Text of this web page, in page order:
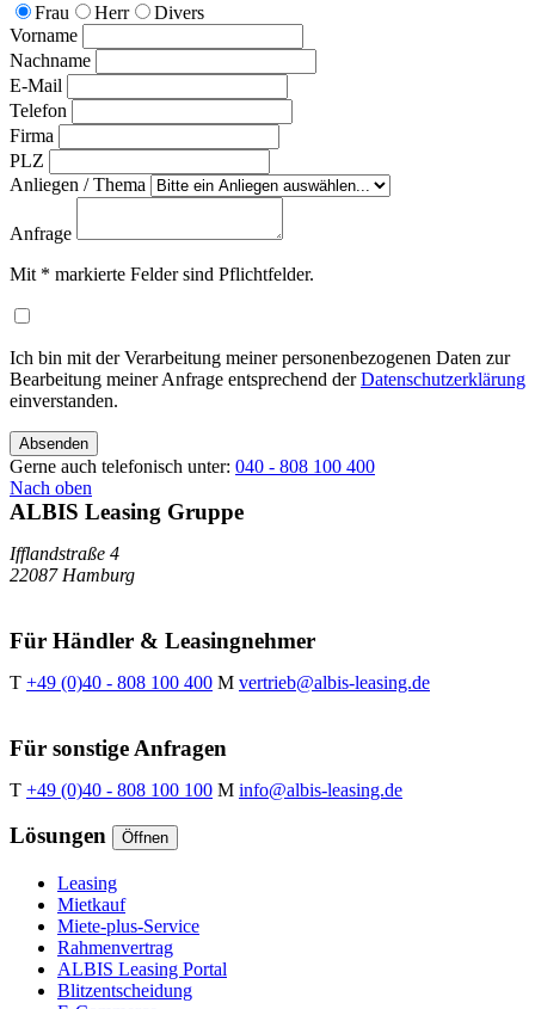
Frau
Herr
Divers
Vorname
Nachname
E-Mail
Telefon
Firma
PLZ
Anliegen / Thema
Anfrage
Mit * markierte Felder sind Pflichtfelder.
Ich bin mit der Verarbeitung meiner personenbezogenen Daten zur
Bearbeitung meiner Anfrage entsprechend derDatenschutzerklärung
einverstanden.
Absenden
Gerne auch telefonisch unter: 040 - 808 100 400
Nach oben
ALBIS Leasing Gruppe
Ifflandstraße 4
22087 Hamburg
Für Händler & Leasingnehmer
T +49 (0)40 - 808 100 400 M vertrieb@albis-leasing.de
Für sonstige Anfragen
T +49 (0)40 - 808 100 100 M info@albis-leasing.de
Lösungen Öffnen
Leasing
Mietkauf
Miete-plus-Service
Rahmenvertrag
ALBIS Leasing Portal
Blitzentscheidung